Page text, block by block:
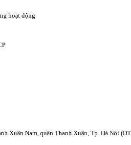
hoạt động
Xuân Nam, quận Thanh Xuân, Tp. Hà Nội